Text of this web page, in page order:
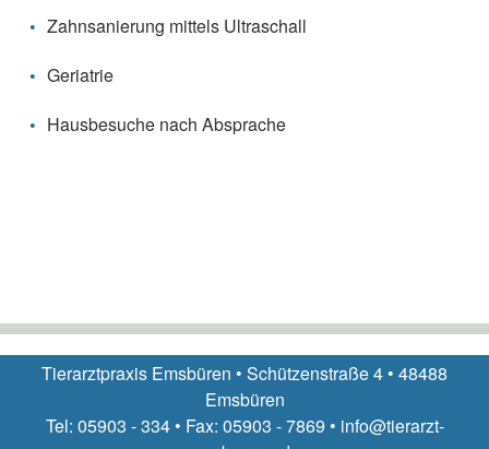
Zahnsanierung mittels Ultraschall
Geriatrie
Hausbesuche nach Absprache
Tierarztpraxis Emsbüren • Schützenstraße 4 • 48488
Emsbüren
Tel: 05903 - 334 • Fax: 05903 - 7869 • info@tierarzt-